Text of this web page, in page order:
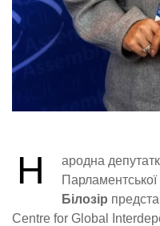
Н
ародна
Білозір
Centre for Global